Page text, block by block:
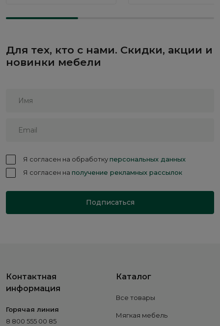
Для тех, кто с нами. Скидки, акции и
новинки мебели
Я согласен на обработкуперсональных данных
Я согласен на получение рекламных рассылок
Подписаться
Контактная
информация
Горячая линия
8 800 555 00 85
Каталог
Все товары
Мягкая мебель